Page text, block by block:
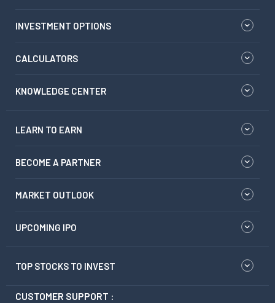
INVESTMENT OPTIONS
CALCULATORS
KNOWLEDGE CENTER
LEARN TO EARN
BECOME A PARTNER
MARKET OUTLOOK
UPCOMING IPO
TOP STOCKS TO INVEST
CUSTOMER SUPPORT :